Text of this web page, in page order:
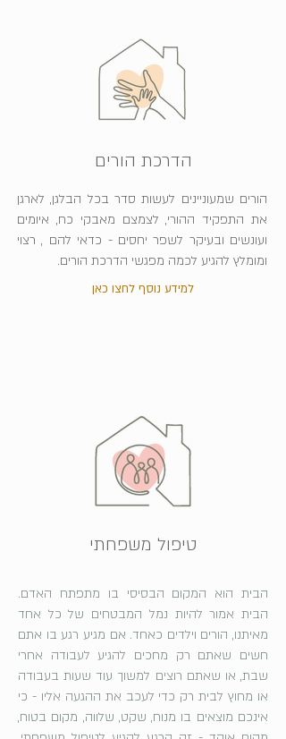
הדרכת הורים
הורים שמעוניינים לעשות סדר בכל הבלגן, לארגן
את התפקיד ההורי, לצמצם מאבקי כח, איומים
ועונשים ובעיקר לשפר יחסים - כדאי להם , רצוי
ומומלץ להגיע לכמה מפגשי הדרכת הורים.
למידע נוסף לחצו כאן
טיפול משפחתי
הבית הוא המקום הבסיסי בו מתפתח האדם.
הבית אמור להיות נמל המבטחים של כל אחד
מאיתנו, הורים וילדים כאחד. אם מגיע רגע בו אתם
חשים שאתם רק מחכים להגיע לעבודה אחרי
שבת, או שאתם רוצים למשוך עוד שעות בעבודה
או מחוץ לבית רק כדי לעכב את ההגעה אליו - כי
אינכם מוצאים בו מנוח, שקט, שלווה, מקום בטוח,